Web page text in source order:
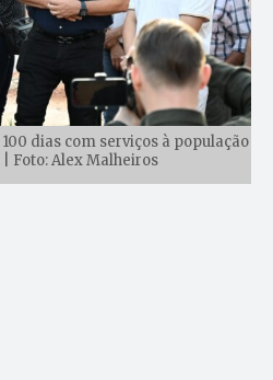
dias com serviços à população
| Foto: Alex Malheiros